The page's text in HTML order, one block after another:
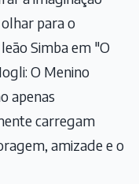
para o
Simba em "O
O Menino
apenas
carregam
amizade e o